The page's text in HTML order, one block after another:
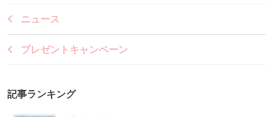
ニュース
プレゼントキャンペーン
記事ランキング